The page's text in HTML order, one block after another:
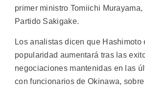
primer ministro Tomiichi
Partido Sakigake.
Los analistas dicen que Hashimoto
popularidad aumentará tras las
negociaciones mantenidas en las
con funcionarios de Okinawa,